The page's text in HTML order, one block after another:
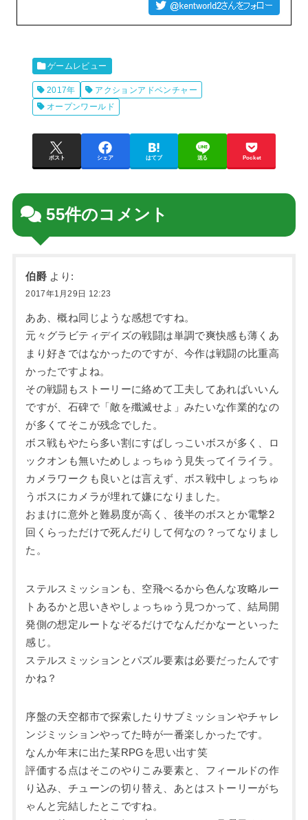
ゲームレビュー
2017年
アクションアドベンチャー
オープンワールド
ポスト シェア はてブ 送る Pocket
55件のコメント
伯爵 より:
2017年1月29日 12:23
ああ、概ね同じような感想ですね。
元々グラビティデイズの戦闘は単調で爽快感も薄くあ
まり好きではなかったのですが、今作は戦闘の比重高
かったですよね。
その戦闘もストーリーに絡めて工夫してあればいいん
ですが、石碑で「敵を殲滅せよ」みたいな作業的なの
が多くてそこが残念でした。
ボス戦もやたら多い割にすばしっこいボスが多く、ロ
ックオンも無いためしょっちゅう見失ってイライラ。
カメラワークも良いとは言えず、ボス戦中しょっちゅ
うボスにカメラが埋れて嫌になりました。
おまけに意外と難易度が高く、後半のボスとか電撃2
回くらっただけで死んだりして何なの？ってなりまし
た。
ステルスミッションも、空飛べるから色んな攻略ルー
トあるかと思いきやしょっちゅう見つかって、結局開
発側の想定ルートなぞるだけでなんだかなーといった
感じ。
ステルスミッションとパズル要素は必要だったんです
かね？
序盤の天空都市で探索したりサブミッションやチャレ
ンジミッションやってた時が一番楽しかったです。
なんか年末に出た某RPGを思い出す笑
評価する点はそこのやりこみ要素と、フィールドの作
り込み、チューンの切り替え、あとはストーリーがち
ゃんと完結したとこですね。